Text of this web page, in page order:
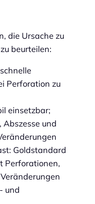
die Ursache zu
beurteilen:
Perforation zu
einsetzbar;
Abszesse und
Goldstandard
Perforationen,
und